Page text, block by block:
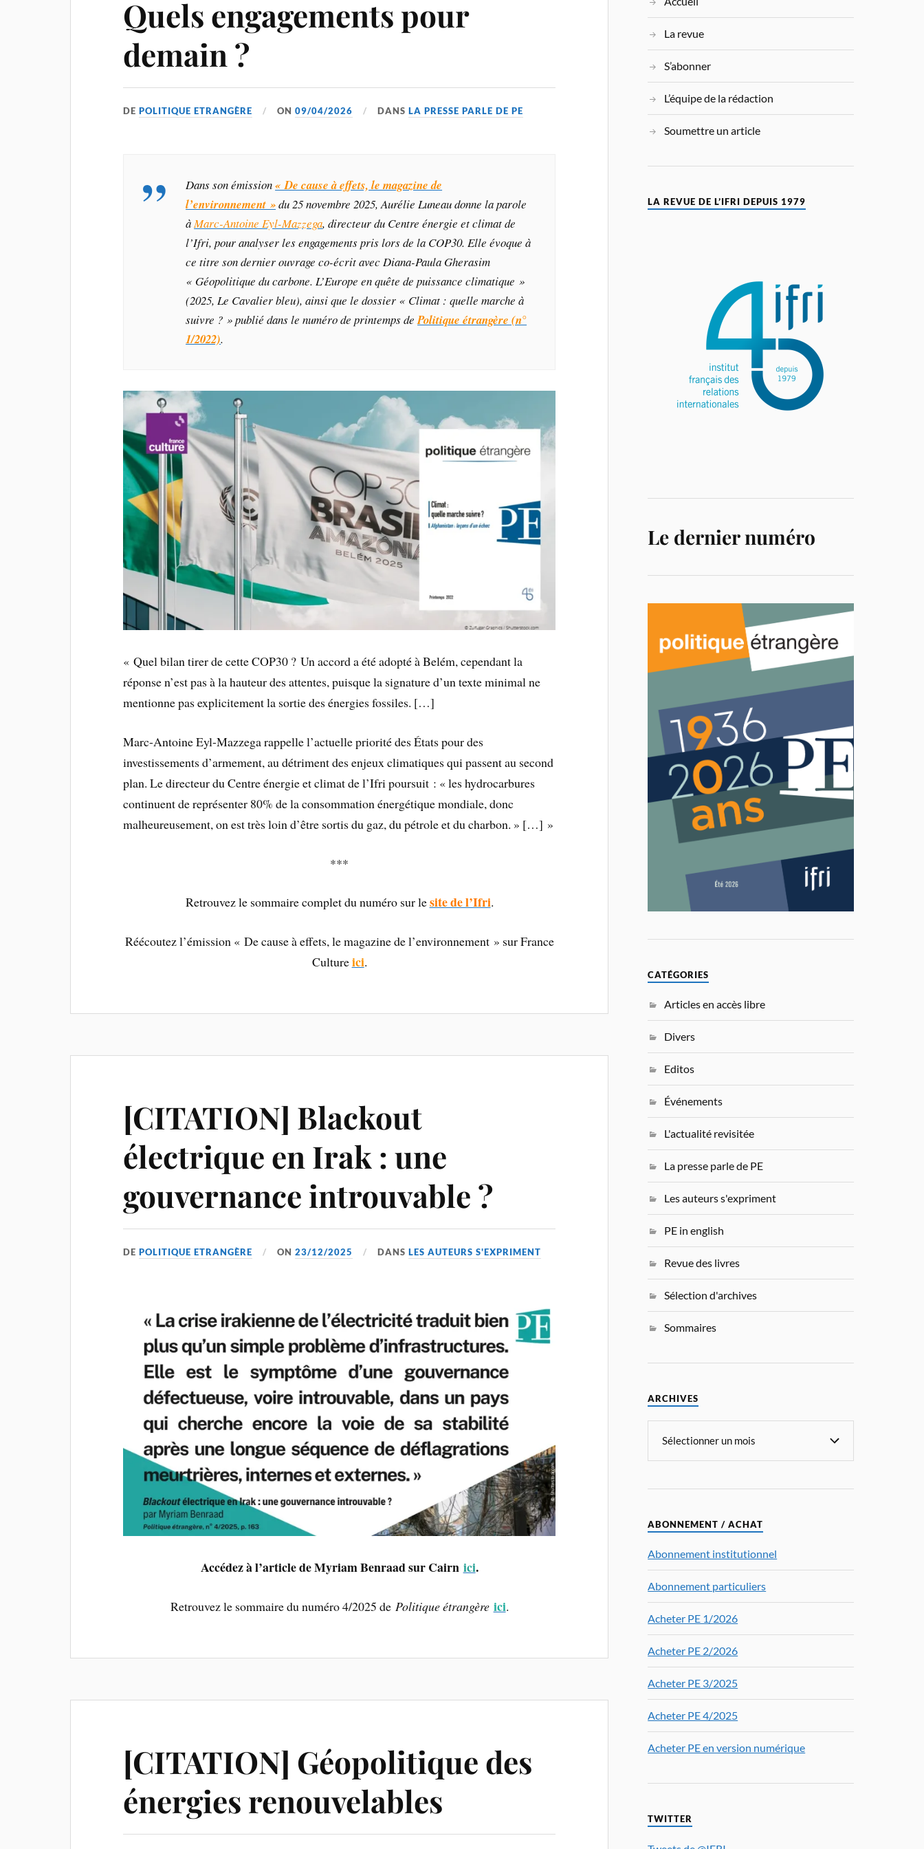
Quels engagements pour
demain ?
DEPOLITIQUE ETRANGÈRE ON09/04/2026 DANSLA PRESSE PARLE DE PE
Dans son émission« De cause à effets, le magazine de
l’environnement »du 25 novembre 2025, Aurélie Luneau donne la parole
àMarc-Antoine Eyl-Mazzega, directeur du Centre énergie et climat de
l’Ifri, pour analyser les engagements pris lors de la COP30. Elle évoque à
ce titre son dernier ouvrage co-écrit avec Diana-Paula Gherasim
« Géopolitique du carbone. L’Europe en quête de puissance climatique »
(2025, Le Cavalier bleu), ainsi que le dossier « Climat : quelle marche à
suivre ? » publié dans le numéro de printemps dePolitique étrangère (n°
1/2022).
« Quel bilan tirer de cette COP30 ? Un accord a été adopté à Belém, cependant la
réponse n’est pas à la hauteur des attentes, puisque la signature d’un texte minimal ne
mentionne pas explicitement la sortie des énergies fossiles. […]
Marc-Antoine Eyl-Mazzega rappelle l’actuelle priorité des États pour des
investissements d’armement, au détriment des enjeux climatiques qui passent au second
plan. Le directeur du Centre énergie et climat de l’Ifri poursuit : « les hydrocarbures
continuent de représenter 80% de la consommation énergétique mondiale, donc
malheureusement, on est très loin d’être sortis du gaz, du pétrole et du charbon. » […] »
***
Retrouvez le sommaire complet du numéro sur lesite de l’Ifri.
Réécoutez l’émission « De cause à effets, le magazine de l’environnement » sur France
Cultureici.
[CITATION] Blackout
électrique en Irak : une
gouvernance introuvable ?
DEPOLITIQUE ETRANGÈRE ON23/12/2025 DANSLES AUTEURS S'EXPRIMENT
Accédez à l’article de Myriam Benraad sur Cairn ici.
Retrouvez le sommaire du numéro 4/2025 de Politique étrangère ici.
[CITATION] Géopolitique des
énergies renouvelables
La revue
S’abonner
L’équipe de la rédaction
Soumettre un article
LA REVUE DE L’IFRI DEPUIS 1979
Le dernier numéro
CATÉGORIES
Articles en accès libre
Divers
Editos
Événements
L'actualité revisitée
La presse parle de PE
Les auteurs s'expriment
PE in english
Revue des livres
Sélection d'archives
Sommaires
ARCHIVES
ABONNEMENT / ACHAT
Abonnement institutionnel
Abonnement particuliers
Acheter PE 1/2026
Acheter PE 2/2026
Acheter PE 3/2025
Acheter PE 4/2025
Acheter PE en version numérique
TWITTER